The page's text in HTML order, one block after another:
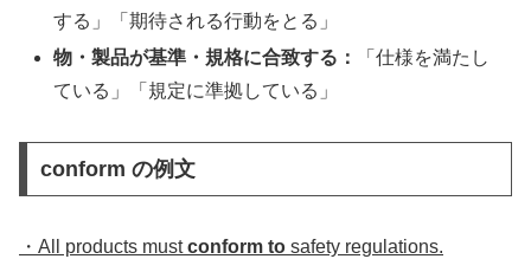
する」「期待される行動をとる」
物・製品が基準・規格に合致する：
「仕様を満たし
ている」「規定に準拠している」
conform の例文
・All products mustconform to safety regulations.